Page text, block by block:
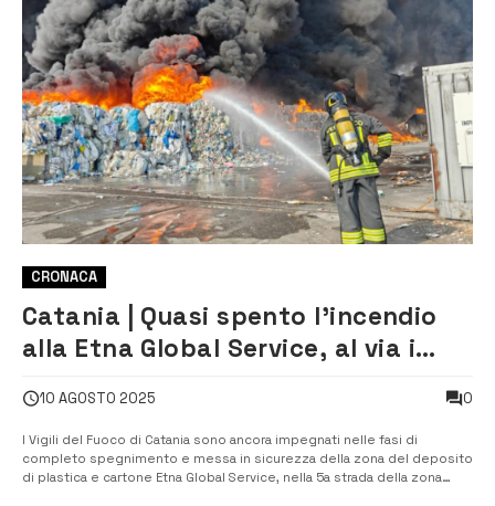
CRONACA
Catania | Quasi spento l’incendio
alla Etna Global Service, al via i
10 AGOSTO 2025 0
I Vigili del Fuoco di Catania sono ancora impegnati nelle fasi di
completo spegnimento e messa in sicurezza della zona del deposito
di plastica e cartone Etna Global Service, nella 5a strada della zona